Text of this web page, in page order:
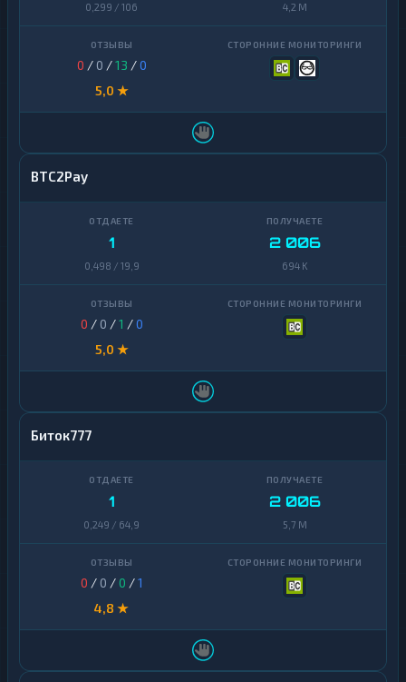
0,299 / 106 4,2 M
0 / 0 /13 /0
5,0 ★
BTC2Pay
1
0,498 / 19,9
2 006
694 K
0 / 0 /1 /0
5,0 ★
Биток777
1
0,249 / 64,9
2 006
5,7 M
0 / 0 /0 /1
4,8 ★